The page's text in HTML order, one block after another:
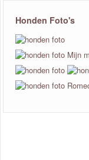
Honden Foto's